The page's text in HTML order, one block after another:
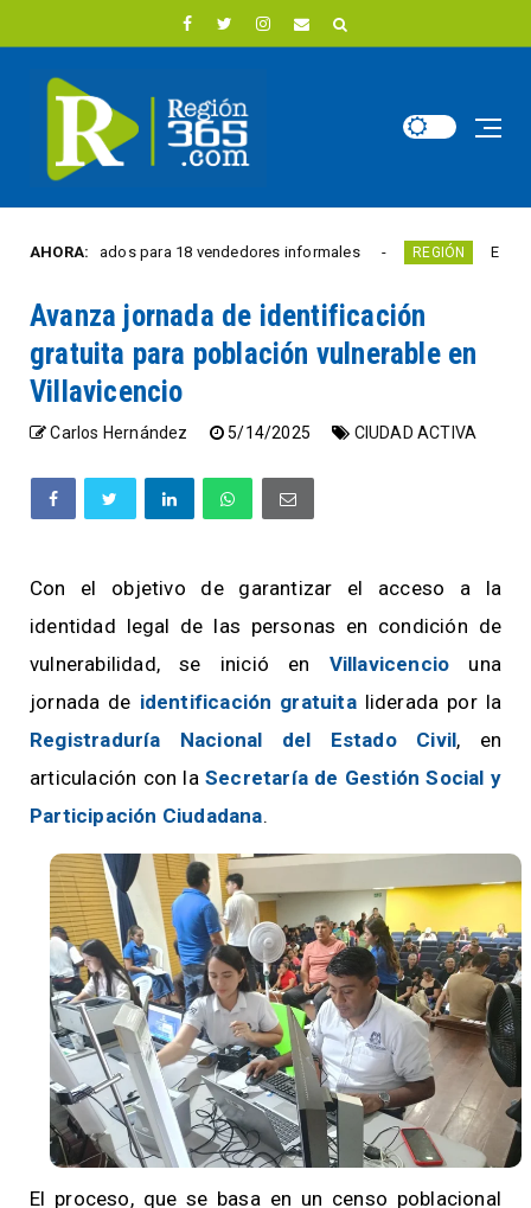
AHORA:para 18 vendedores informales REGIÓN Estudiantes
Avanza jornada de identificación
gratuita para población vulnerable en
Villavicencio
Carlos Hernández 5/14/2025 CIUDAD ACTIVA
Con el objetivo de garantizar el acceso a la
identidad legal de las personas en condición de
vulnerabilidad, se inició en Villavicencio una
jornada de identificación gratuitaliderada por la
Registraduría Nacional del Estado Civil, en
articulación con la Secretaría de Gestión Social y
Participación Ciudadana.
El proceso, que se basa en un censo poblacional